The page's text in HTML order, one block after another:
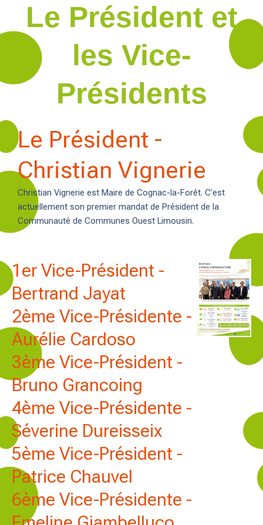
Le Président et
les Vice-
Présidents
Le Président -
Christian Vignerie
Christian Vignerie est Maire de Cognac-la-Forêt. C’est
actuellement son premier mandat de Président de la
Communauté de Communes Ouest Limousin.
1er Vice-Président -
Bertrand Jayat
2ème Vice-Présidente -
Aurélie Cardoso
3ème Vice-Président -
Bruno Grancoing
4ème Vice-Présidente -
Séverine Dureisseix
5ème Vice-Président -
Patrice Chauvel
6ème Vice-Présidente -